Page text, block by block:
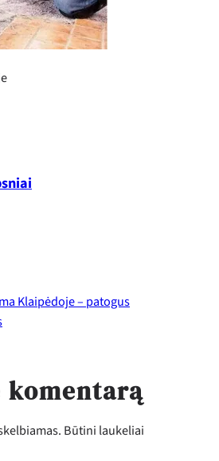
Klaipėdoje – patogus
Būtini laukeliai